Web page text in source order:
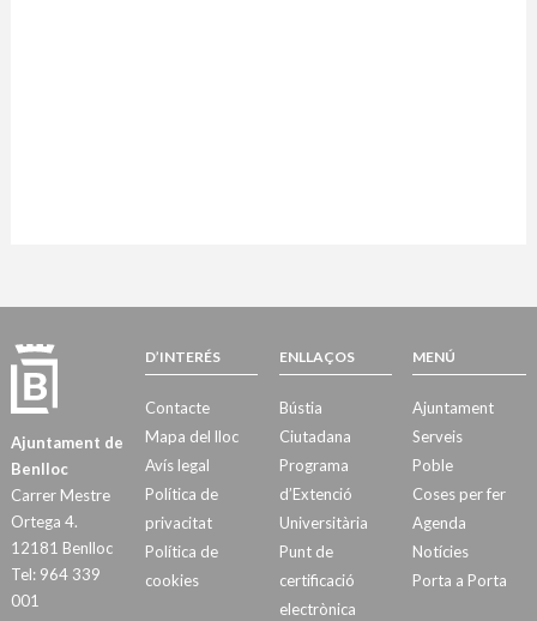
Ajuntament de
Benlloc
Carrer Mestre
Ortega 4.
12181 Benlloc
Tel: 964 339
001
D’INTERÉS
Contacte
Mapa del lloc
Avís legal
Política de
privacitat
Política de
cookies
ENLLAÇOS
Bústia
Ciutadana
Programa
d’Extenció
Universitària
Punt de
certificació
electrònica
MENÚ
Ajuntament
Serveis
Poble
Coses per fer
Agenda
Notícies
Porta a Porta